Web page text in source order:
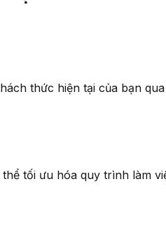
thức hiện tại của bạn
tối ưu hóa quy trình làm